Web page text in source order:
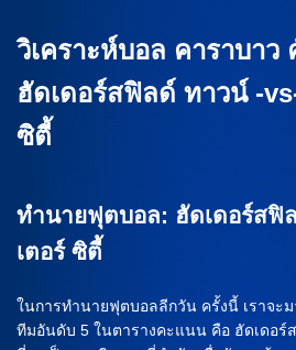
วิเคราะห์บอล คาราบาว
ฮัดเดอร์สฟิลด์ ทาวน์ -
ซิตี้
ทำนายฟุตบอล: ฮัดเดอร์สฟิ
เตอร์ ซิตี้
ในการทำนายฟุตบอลลีกวัน ครั้งนี้ เราจะ
ทีมอันดับ 5 ในตารางคะแนน คือ ฮัดเดอร์